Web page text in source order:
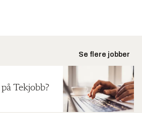
Se flere jobber
Tekjobb?